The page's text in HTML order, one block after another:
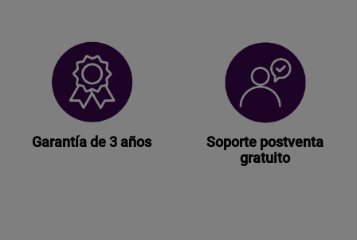
Garantía de 3 años
Soporte postventa
gratuito